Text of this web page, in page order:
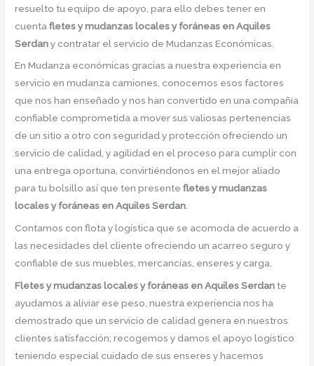
resuelto tu equipo de apoyo, para ello debes tener en
cuentafletes y mudanzas locales y foráneas en Aquiles
Serdany contratar el servicio de Mudanzas Económicas.
En Mudanza económicas gracias a nuestra experiencia en
servicio en mudanza camiones, conocemos esos factores
que nos han enseñado y nos han convertido en una compañía
confiable comprometida a mover sus valiosas pertenencias
de un sitio a otro con seguridad y protección ofreciendo un
servicio de calidad, y agilidad en el proceso para cumplir con
una entrega oportuna, convirtiéndonos en el mejor aliado
para tu bolsillo así que ten presentefletes y mudanzas
locales y foráneas en Aquiles Serdan.
Contamos con flota y logística que se acomoda de acuerdo a
las necesidades del cliente ofreciendo un acarreo seguro y
confiable de sus muebles, mercancías, enseres y carga.
Fletes y mudanzas locales y foráneas en Aquiles Serdan te
ayudamos a aliviar ese peso, nuestra experiencia nos ha
demostrado que un servicio de calidad genera en nuestros
clientes satisfacción; recogemos y damos el apoyo logístico
teniendo especial cuidado de sus enseres y hacemos